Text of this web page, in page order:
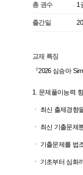
총 권수 1
출간일
교재 특징
『2026 심승아
1. 문제풀이능력
ㆍ 최신 출제경향
ㆍ 최신 기출문제
ㆍ 기출문제를 법
ㆍ 기초부터 심화